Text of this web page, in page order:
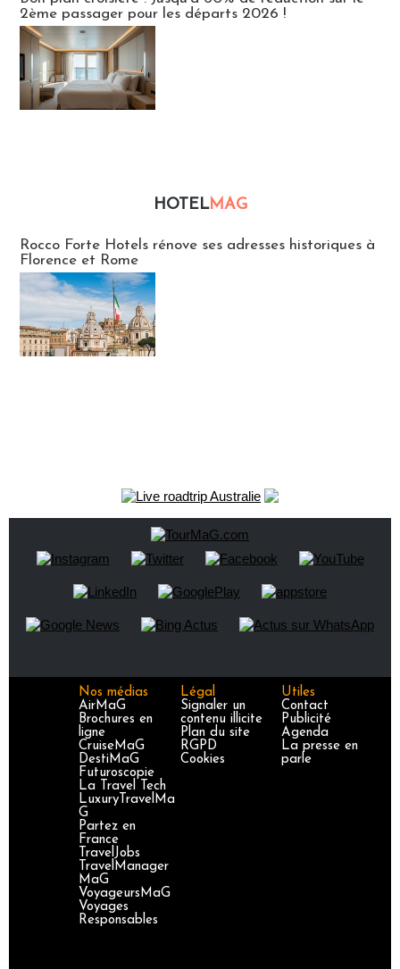
2ème passager pour les départs 2026 !
HOTELMAG
Rocco Forte Hotels rénove ses adresses historiques à
Florence et Rome
Nos médias
AirMaG
Brochures en
ligne
CruiseMaG
DestiMaG
Futuroscopie
La Travel Tech
LuxuryTravelMa
G
Partez en
France
TravelJobs
TravelManager
MaG
VoyageursMaG
Voyages
Responsables
Légal
Signaler un
contenu illicite
Plan du site
RGPD
Cookies
Utiles
Contact
Publicité
Agenda
La presse en
parle